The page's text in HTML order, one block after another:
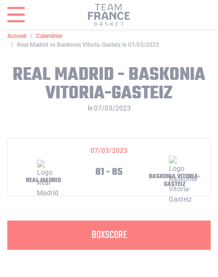
Accueil
Calendrier
Real Madrid vs Baskonia Vitoria-Gasteiz le 07/03/2023
REAL MADRID - BASKONIA
VITORIA-GASTEIZ
le 07/03/2023
07/03/2023
REAL MADRID
81 - 85
BASKONIA VITORIA-
GASTEIZ
BOXSCORE
Panneau de gestion des cookies